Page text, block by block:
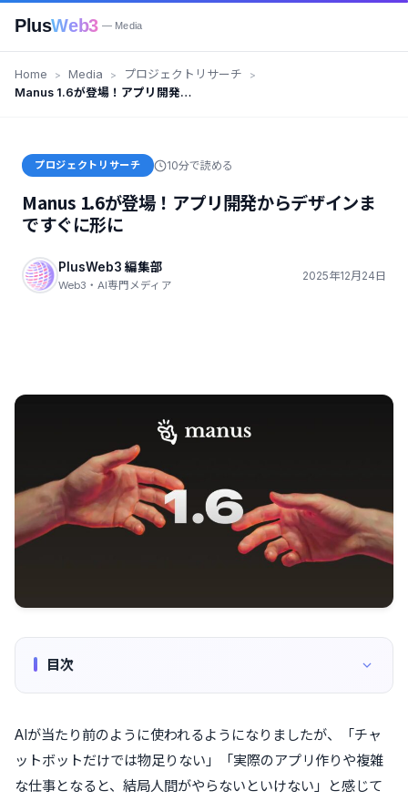
PlusWeb3 — Media
Home Media
プロジェクトリサーチ
Manus 1.6が登場！アプリ開発か
プロジェクトリサーチ 10分で読める
Manus 1.6が登場！アプリ開発からデザインま
ですぐに形に
PlusWeb3 編集部
Web3・AI専門メディア
2025年12月24日
目次
AIが当たり前のように使われるようになりましたが、「チャ
ットボットだけでは物足りない」「実際のアプリ作りや複雑
な仕事となると、結局人間がやらないといけない」と感じて